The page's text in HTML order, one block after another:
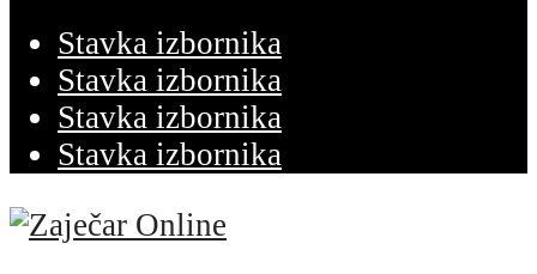
Stavka izbornika
Stavka izbornika
Stavka izbornika
Stavka izbornika